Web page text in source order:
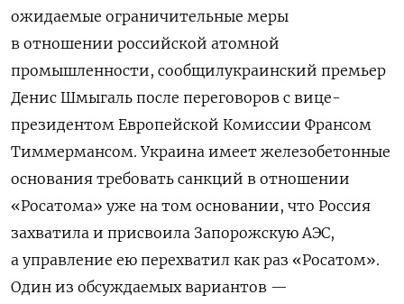
ожидаемые ограничительные меры
в отношении российской атомной
промышленности, сообщилукраинский премьер
Денис Шмыгаль после переговоров с вице-
президентом Европейской Комиссии Франсом
Тиммермансом. Украина имеет железобетонные
основания требовать санкций в отношении
«Росатома» уже на том основании, что Россия
захватила и присвоила Запорожскую АЭС,
а управление ею перехватил как раз «Росатом».
Один из обсуждаемых вариантов —